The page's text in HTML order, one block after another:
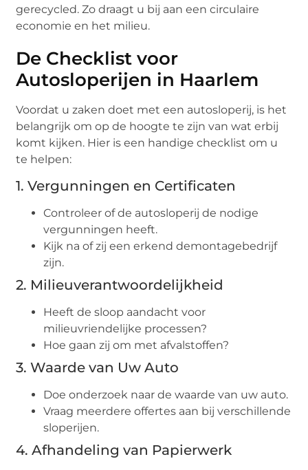
gerecycled. Zo draagt u bij aan een circulaire
economie en het milieu.
De Checklist voor
Autosloperijen in Haarlem
Voordat u zaken doet met een autosloperij, is het
belangrijk om op de hoogte te zijn van wat erbij
komt kijken. Hier is een handige checklist om u
te helpen:
1. Vergunningen en Certificaten
Controleer of de autosloperij de nodige
vergunningen heeft.
Kijk na of zij een erkend demontagebedrijf
zijn.
2. Milieuverantwoordelijkheid
Heeft de sloop aandacht voor
milieuvriendelijke processen?
Hoe gaan zij om met afvalstoffen?
3. Waarde van Uw Auto
Doe onderzoek naar de waarde van uw auto.
Vraag meerdere offertes aan bij verschillende
sloperijen.
4. Afhandeling van Papierwerk